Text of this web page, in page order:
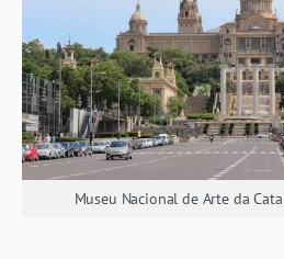
Museu Nacional de Arte da